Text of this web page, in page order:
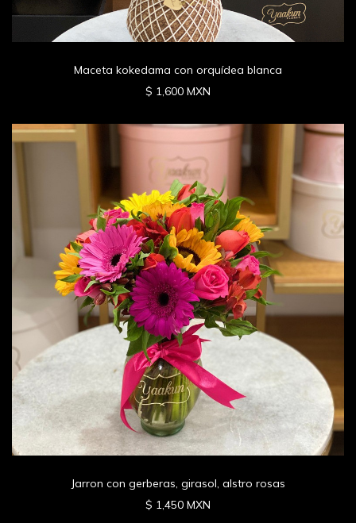
Maceta kokedama con orquídea blanca
$ 1,600 MXN
Jarron con gerberas, girasol, alstro rosas
$ 1,450 MXN